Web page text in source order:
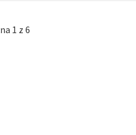
1 z 6